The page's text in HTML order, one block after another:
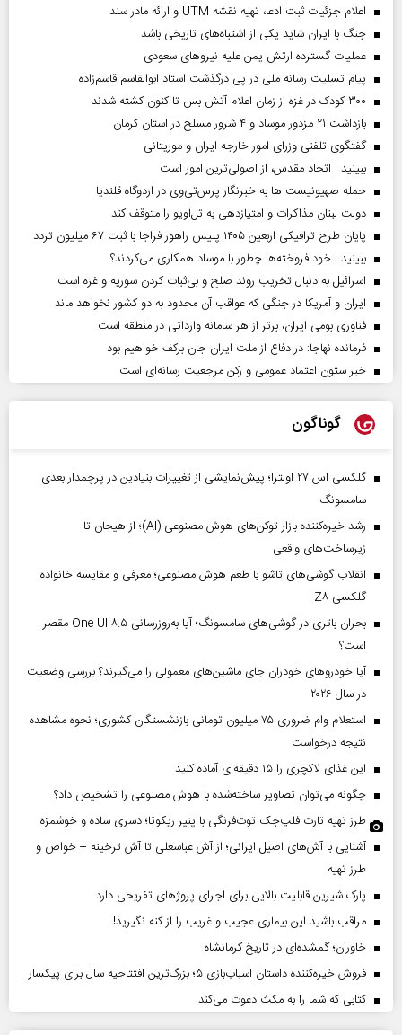
اعلام جزئیات ثبت ادعا، تهیه نقشه UTM و ارائه مادر سند
جنگ با ایران شاید یکی از اشتباه‌های تاریخی باشد
عملیات گسترده ارتش یمن علیه نیروهای سعودی
پیام تسلیت رسانه ملی در پی درگذشت استاد ابوالقاسم قاسم‌زاده
۳۰۰ کودک در غزه از زمان اعلام آتش بس تا کنون کشته شدند
بازداشت ۲۱ مزدور موساد و ۴ شرور مسلح در استان کرمان
گفتگوی تلفنی وزرای امور خارجه ایران و موریتانی
ببینید | اتحاد مقدس، از اصولی‌ترین امور است
حمله صهیونیست ها به خبرنگار پرس‌تی‌وی در اردوگاه قلندیا
دولت لبنان مذاکرات و امتیازدهی به تل‌آویو را متوقف کند
پایان طرح ترافیکی اربعین ۱۴۰۵ پلیس راهور فراجا با ثبت ۶۷ میلیون تردد
ببینید | خود فروخته‌ها چطور با موساد همکاری می‌کردند؟
اسرائیل به دنبال تخریب روند صلح و بی‌ثبات کردن سوریه و غزه است
ایران و آمریکا در جنگی که عواقب آن محدود به دو کشور نخواهد ماند
فناوری بومی ایران، برتر از هر سامانه وارداتی در منطقه است
فرمانده نهاجا: در دفاع از ملت ایران جان برکف خواهیم بود
خبر ستون اعتماد عمومی و رکن مرجعیت رسانه‌ای است
گوناگون
گلکسی اس ۲۷ اولترا؛ پیش‌نمایشی از تغییرات بنیادین در پرچمدار بعدی
سامسونگ
رشد خیره‌کننده بازار توکن‌های هوش مصنوعی (AI)؛ از هیجان تا
زیرساخت‌های واقعی
انقلاب گوشی‌های تاشو‌ با طعم هوش مصنوعی؛ معرفی و مقایسه خانواده
گلکسی Z۸
بحران باتری در گوشی‌های سامسونگ؛ آیا به‌روزرسانی One UI ۸.۵ مقصر
است؟
آیا خودروهای خودران جای ماشین‌های معمولی را می‌گیرند؟ بررسی وضعیت
در سال ۲۰۲۶
استعلام وام ضروری ۷۵ میلیون تومانی بازنشستگان کشوری؛ نحوه مشاهده
نتیجه درخواست
این غذای لاکچری را ۱۵ دقیقه‌ای آماده کنید
چگونه می‌توان تصاویر ساخته‌شده با هوش مصنوعی را تشخیص داد؟
طرز تهیه تارت فلپ‌جک توت‌فرنگی با پنیر ریکوتا؛ دسری ساده و خوشمزه
آشنایی با آش‌های اصیل ایرانی؛ از آش عباسعلی تا آش ترخینه + خواص و
طرز تهیه
پارک شیرین قابلیت‌ بالایی برای اجرای پروژهای تفریحی دارد
مراقب باشید این بیماری عجیب و غریب را از کنه نگیرید!
خاوران؛ گمشده‌ای در تاریخ کرمانشاه
فروش خیره‌کننده داستان اسباب‌بازی ۵؛ بزرگ‌ترین افتتاحیه سال برای پیکسار
کتابی که شما را به مکث دعوت می‌کند